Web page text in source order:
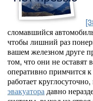
сломавшийся
чтобы лишний раз
вашем железном друге
том, что они не оставят
оперативно примчится
работает
эвакуаторадавно